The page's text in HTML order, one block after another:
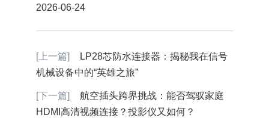
2026-06-24
[上一篇]
LP28芯防水连接器：揭秘我在信号
机械设备中的“英雄之旅”
[下一篇]
航空插头跨界挑战：能否驾驭家庭
HDMI高清视频连接？投影仪又如何？